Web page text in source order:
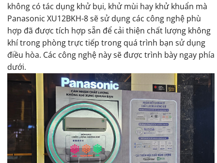
không có tác dụng khử bụi, khử mùi hay khử khuẩn mà
Panasonic XU12BKH-8 sẽ sử dụng các công nghệ phù
hợp đã được tích hợp sẵn để cải thiện chất lượng không
khí trong phòng trực tiếp trong quá trình bạn sử dụng
điều hòa. Các công nghệ này sẽ được trình bày ngay phía
dưới.